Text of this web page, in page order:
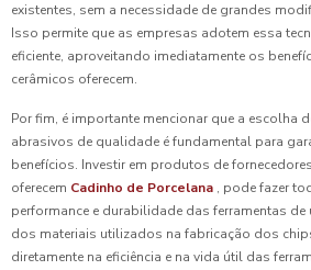
existentes, sem a necessidade de grandes
Isso permite que as empresas adotem essa
eficiente, aproveitando imediatamente os
cerâmicos oferecem.
Por fim, é importante mencionar que a escolha
abrasivos de qualidade é fundamental para
benefícios. Investir em produtos de
oferecem Cadinho de Porcelana , pode fazer
performance e durabilidade das ferramentas
dos materiais utilizados na fabricação dos
diretamente na eficiência e na vida útil das